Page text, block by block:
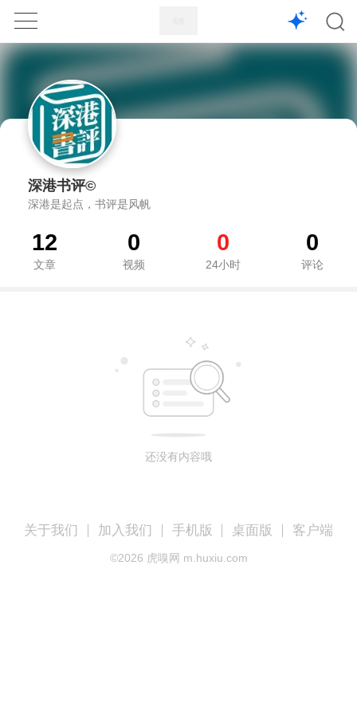
1X
深港书评©
深港是起点，书评是风帆
12
文章
0
视频
0
24小时
0
评论
还没有内容哦
关于我们 加入我们 手机版 桌面版 客户端
©2026 虎嗅网 m.huxiu.com